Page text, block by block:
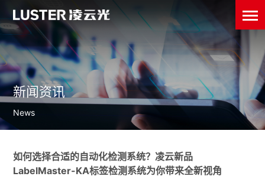
新闻资讯
News
如何选择合适的自动化检测系统？凌云新品
LabelMaster-KA标签检测系统为你带来全新视角